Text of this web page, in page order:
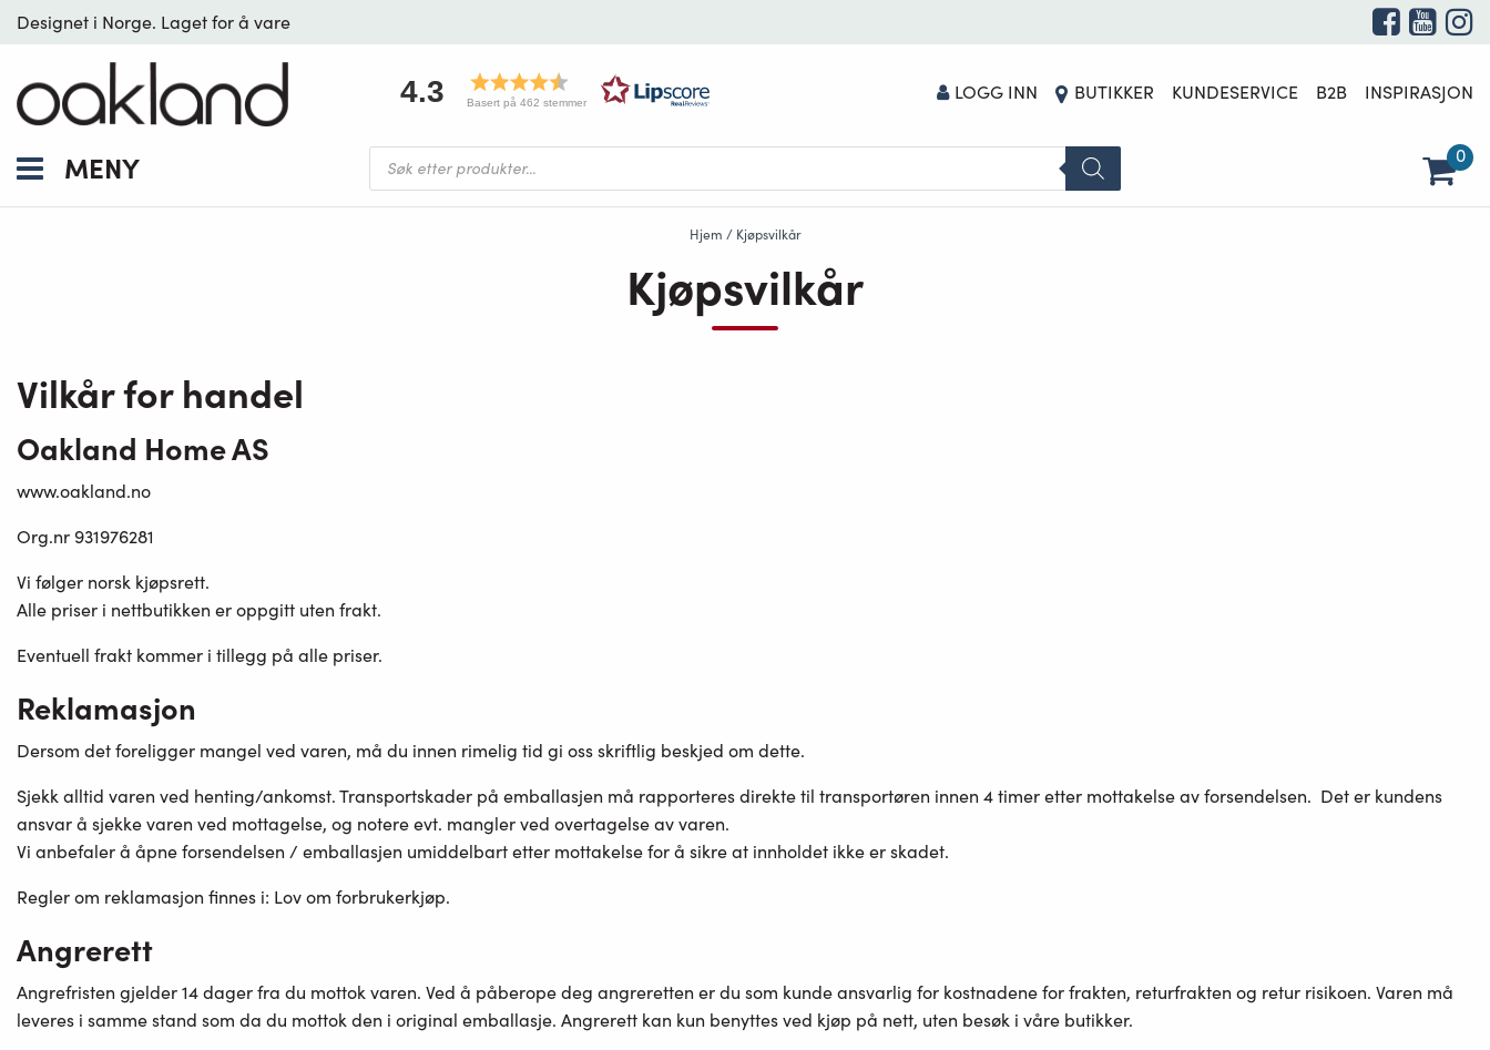
Designet i Norge. Laget for å vare
4.3 Basert på 462 stemmer LOGG INN BUTIKKER KUNDESERVICE B2B INSPIRASJON
MENY
Products
search
0
Hjem / Kjøpsvilkår
Kjøpsvilkår
Vilkår for handel
Oakland Home AS
www.oakland.no
Org.nr 931976281
Vi følger norsk kjøpsrett.
Alle priser i nettbutikken er oppgitt uten frakt.
Eventuell frakt kommer i tillegg på alle priser.
Reklamasjon
Dersom det foreligger mangel ved varen, må du innen rimelig tid gi oss skriftlig beskjed om dette.
Sjekk alltid varen ved henting/ankomst. Transportskader på emballasjen må rapporteres direkte til transportøren innen 4 timer etter mottakelse av forsendelsen. Det er kundens
ansvar å sjekke varen ved mottagelse, og notere evt. mangler ved overtagelse av varen.
Vi anbefaler å åpne forsendelsen / emballasjen umiddelbart etter mottakelse for å sikre at innholdet ikke er skadet.
Regler om reklamasjon finnes i: Lov om forbrukerkjøp.
Angrerett
Angrefristen gjelder 14 dager fra du mottok varen. Ved å påberope deg angreretten er du som kunde ansvarlig for kostnadene for frakten, returfrakten og retur risikoen. Varen må
leveres i samme stand som da du mottok den i original emballasje. Angrerett kan kun benyttes ved kjøp på nett, uten besøk i våre butikker.